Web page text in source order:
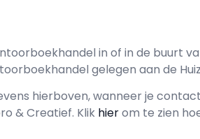
in of in de buurt
gelegen aan de
hierboven, wanneer je
& Creatief. Klik hierom te zien